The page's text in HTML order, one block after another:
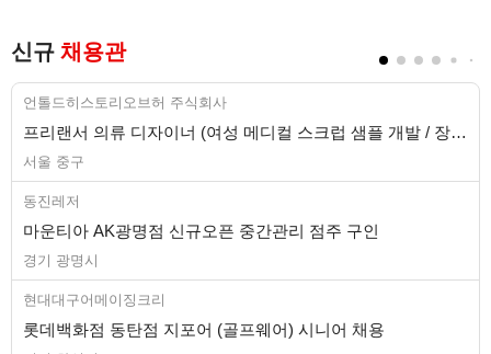
신규 채용관
언톨드히스토리오브허 주식회사
프리랜서 의류 디자이너 (여성 메디컬 스크럽 샘플 개발 / 장기)
서울 중구
동진레저
마운티아 AK광명점 신규오픈 중간관리 점주 구인
경기 광명시
현대대구어메이징크리
롯데백화점 동탄점 지포어 (골프웨어) 시니어 채용